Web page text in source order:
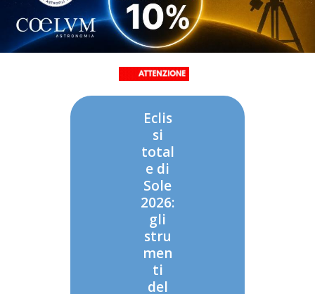
Eclis
si
total
e di
Sole
2026:
gli
stru
men
ti
del